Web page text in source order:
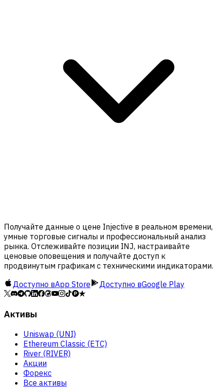
Получайте данные о цене Injective в реальном времени,
умные торговые сигналы и профессиональный анализ
рынка. Отслеживайте позиции INJ, настраивайте
ценовые оповещения и получайте доступ к
продвинутым графикам с техническими индикаторами.
Доступно вApp Store Доступно вGoogle Play
Активы
Uniswap (UNI)
Ethereum Classic (ETC)
River (RIVER)
Акции
Форекс
Все активы